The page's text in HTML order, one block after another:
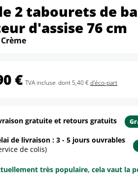
2 tabourets de
d'assise 76 cm
Crème
€ TVA incluse dont 5,40 €d'éco-part
gratuite et retours gratuits
de livraison : 3 - 5 jours ouvrables
de colis)
très populaire, cela vaut la